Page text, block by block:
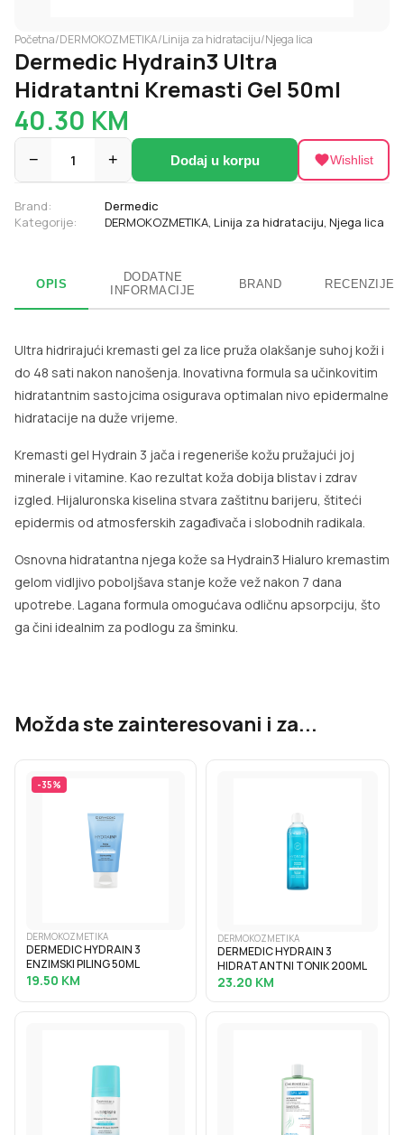
Početna/DERMOKOZMETIKA/Linija za hidrataciju/Njega lica
Dermedic Hydrain3 Ultra
Hidratantni Kremasti Gel 50ml
40.30 KM
− 1 + Dodaj u korpu Wishlist
Brand:
Dermedic
Kategorije:
DERMOKOZMETIKA, Linija za hidrataciju, Njega lica
OPIS
DODATNE
INFORMACIJE
BRAND RECENZIJE
Ultra hidrirajući kremasti gel za lice pruža olakšanje suhoj koži i
do 48 sati nakon nanošenja. Inovativna formula sa učinkovitim
hidratantnim sastojcima osigurava optimalan nivo epidermalne
hidratacije na duže vrijeme.
Kremasti gel Hydrain 3 jača i regeneriše kožu pružajući joj
minerale i vitamine. Kao rezultat koža dobija blistav i zdrav
izgled. Hijaluronska kiselina stvara zaštitnu barijeru, štiteći
epidermis od atmosferskih zagađivača i slobodnih radikala.
Osnovna hidratantna njega kože sa Hydrain3 Hialuro kremastim
gelom vidljivo poboljšava stanje kože vež nakon 7 dana
upotrebe. Lagana formula omogućava odličnu apsorpciju, što
ga čini idealnim za podlogu za šminku.
Možda ste zainteresovani i za...
-35%
DERMOKOZMETIKA
DERMEDIC HYDRAIN 3
ENZIMSKI PILING 50ML
19.50 KM
DERMOKOZMETIKA
DERMEDIC HYDRAIN 3
HIDRATANTNI TONIK 200ML
23.20 KM